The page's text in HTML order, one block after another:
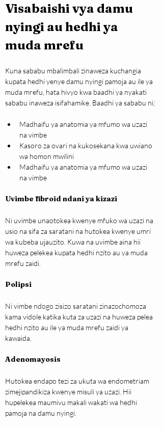
Visabaishi vya damu
nyingi au hedhi ya
muda mrefu
Kuna sababu mbalimbali zinaweza kuchangia
kupata hedhi yenye damu nyingi pamoja au ile ya
muda mrefu, hata hivyo kwa baadhi ya nyakati
sababu inaweza isifahamike. Baadhi ya sababu ni;
Madhaifu ya anatomia ya mfumo wa uzazi
na vimbe
Kasoro za ovari na kukosekana kwa uwiano
wa homon mwilini
Madhaifu ya anatomia ya mfumo wa uzazi
na vimbe
Uvimbe fibroid ndani ya kizazi
Ni uvimbe unaotokea kwenye mfuko wa uzazi na
usio na sifa za saratani na hutokea kwenye umri
wa kubeba ujauzito. Kuwa na uvimbe aina hii
huweza pelekea kupata hedhi nzito au ya muda
mrefu zaidi.
Polipsi
Ni vimbe ndogo zisizo saratani zinazochomoza
kama vidole katika kuta za uzazi na huweza pelea
hedhi nzito au ile ya muda mrefu zaidi ya
kawaida.
Adenomayosis
Hutokea endapo tezi za ukuta wa endometriam
zimejipandikiza kwenye misuli ya uzazi. Hii
hupelekea maumivu makali wakati wa hedhi
pamoja na damu nyingi.